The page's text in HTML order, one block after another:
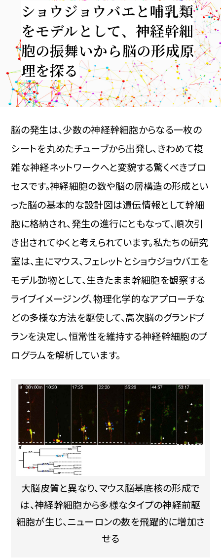
ショウジョウバエと哺乳類
をモデルとして、神経幹細
胞の振舞いから脳の形成原
理を探る
脳の発生は、少数の神経幹細胞からなる一枚の
シートを丸めたチューブから出発し、きわめて複
雑な神経ネットワークへと変貌する驚くべきプロ
セスです。神経細胞の数や脳の層構造の形成とい
った脳の基本的な設計図は遺伝情報として幹細
胞に格納され、発生の進行にともなって、順次引
き出されてゆくと考えられています。私たちの研究
室は、主にマウス、フェレットとショウジョウバエを
モデル動物として、生きたまま幹細胞を観察する
ライブイメージング、物理化学的なアプローチな
どの多様な方法を駆使して、高次脳のグランドプ
ランを決定し、恒常性を維持する神経幹細胞のプ
ログラムを解析しています。
大脳皮質と異なり、マウス脳基底核の形成で
は、神経幹細胞から多様なタイプの神経前駆
細胞が生じ、ニューロンの数を飛躍的に増加さ
せる